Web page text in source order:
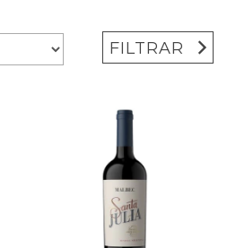
FILTRAR